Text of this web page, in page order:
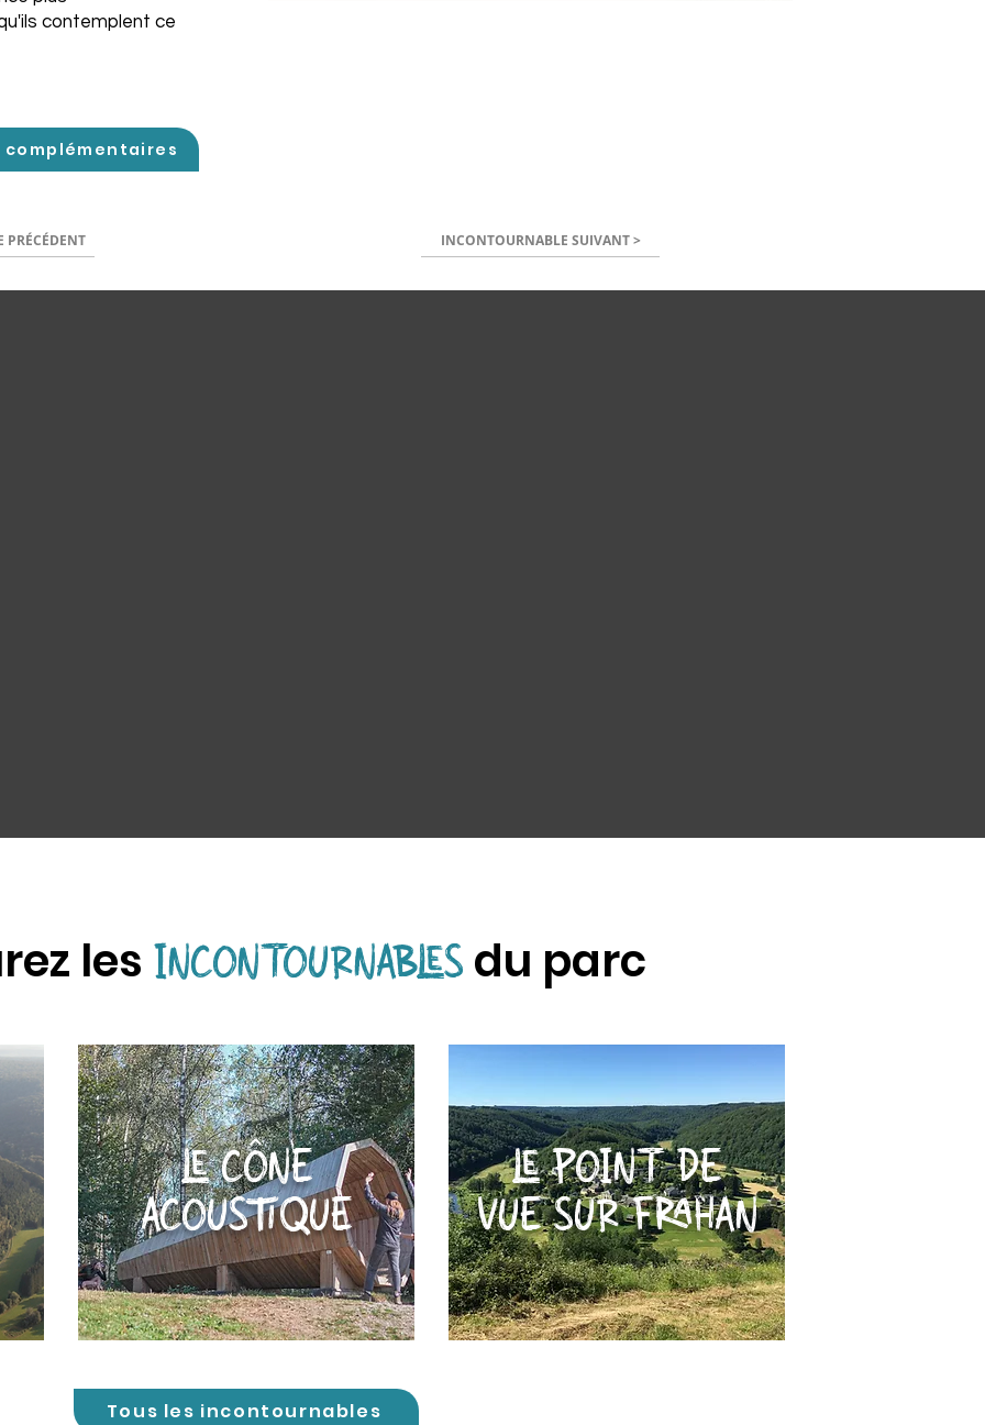
contemplent ce
INCONTOURNABLE SUIVANT >
les INCONTOURNABLES du parc
LE CÔNE
ACOUSTIQUE
LE POINT DE
VUE SUR FRAHAN
Tous les incontournables